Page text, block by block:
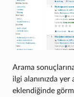
Arama
ilgi alanınızda
eklendiğinde